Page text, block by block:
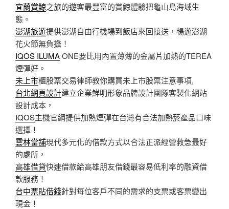
宜蘭賞鯨之旅的遊客最豐富的賞鯨體驗把龜山島海域生
態。
澎湖旅遊提供澎湖自由行機場到飯店來回接送，暢遊澎湖
花火節無負擔！
IQOS ILUMAONE要比用內置薄薄的金屬片加熱的TEREA
煙彈好。
未上市櫃股票交易律師教你購買未上市股票注意事項,
台北網頁設計建立企業鮮明形象品牌設計團隊客製化網站
設計成本，
IQOS主機官網提供加熱煙彈在台灣有合法加熱菸產品口味
選擇！
雲林當舖現代多元化的借款方式以合法正派經營救急最好
的處所，
高雄借貸快速借款給高雄朋友借錢最容易低利率的融資借
款服務！
台中票貼借錢針對每位客戶不同的需求的支票或客票變出
現金！